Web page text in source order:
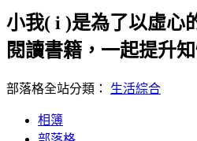
小我( i )是為了以虛心
閱讀書籍，一起提升
部落格全站分類： 生活綜合
相簿